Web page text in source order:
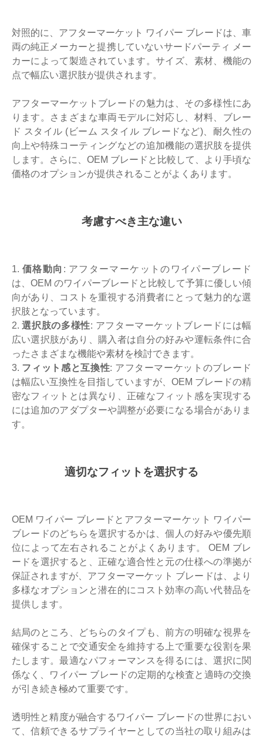
対照的に、アフターマーケット ワイパー ブレードは、車
両の純正メーカーと提携していないサードパーティ メー
カーによって製造されています。サイズ、素材、機能の
点で幅広い選択肢が提供されます。
アフターマーケットブレードの魅力は、その多様性にあ
ります。さまざまな車両モデルに対応し、材料、ブレー
ド スタイル (ビーム スタイル ブレードなど)、耐久性の
向上や特殊コーティングなどの追加機能の選択肢を提供
します。さらに、OEM ブレードと比較して、より手頃な
価格のオプションが提供されることがよくあります。
考慮すべき主な違い
1.価格動向 : アフターマーケットのワイパーブレード
は、OEM のワイパーブレードと比較して予算に優しい傾
向があり、コストを重視する消費者にとって魅力的な選
択肢となっています。
2.選択肢の多様性: アフターマーケットブレードには幅
広い選択肢があり、購入者は自分の好みや運転条件に合
ったさまざまな機能や素材を検討できます。
3. フィット感と互換性: アフターマーケットのブレード
は幅広い互換性を目指していますが、OEM ブレードの精
密なフィットとは異なり、正確なフィット感を実現する
には追加のアダプターや調整が必要になる場合がありま
す。
適切なフィットを選択する
OEM ワイパー ブレードとアフターマーケット ワイパー
ブレードのどちらを選択するかは、個人の好みや優先順
位によって左右されることがよくあります。 OEM ブレ
ードを選択すると、正確な適合性と元の仕様への準拠が
保証されますが、アフターマーケット ブレードは、より
多様なオプションと潜在的にコスト効率の高い代替品を
提供します。
結局のところ、どちらのタイプも、前方の明確な視界を
確保することで交通安全を維持する上で重要な役割を果
たします。最適なパフォーマンスを得るには、選択に関
係なく、ワイパー ブレードの定期的な検査と適時の交換
が引き続き極めて重要です。
透明性と精度が融合するワイパー ブレードの世界におい
て、信頼できるサプライヤーとしての当社の取り組みは